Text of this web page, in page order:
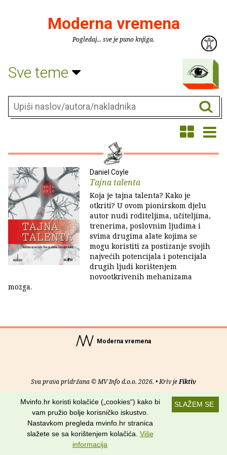
Moderna vremena
Pogledaj... sve je puno knjiga.
Sve teme
Daniel Coyle
Tajna talenta
Koja je tajna talenta? Kako je
otkriti? U ovom pionirskom djelu
autor nudi roditeljima, učiteljima,
trenerima, poslovnim ljudima i
svima drugima alate kojima se
mogu koristiti za postizanje svojih
najvećih potencijala i potencijala
drugih ljudi korištenjem
novootkrivenih mehanizama
mozga.
Moderna vremena
Sva prava pridržana © MV Info d.o.o. 2026. • Kriv jeFiktiv
O nama• Pomoć•Uvjeti korištenja•RSS kanali
Potraži nas na:
SLAŽEM SE
Mvinfo.hr koristi kolačiće („cookies“) kako bi
vam pružio bolje korisničko iskustvo.
Nastavkom pregleda mvinfo.hr stranica
slažete se sa korištenjem kolačića. Više
informacija